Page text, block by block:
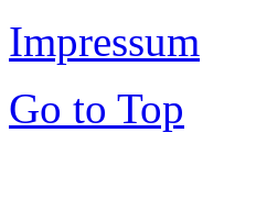
Impressum
Go to Top